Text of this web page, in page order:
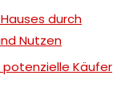
durch
Nutzen
potenzielle Käufer